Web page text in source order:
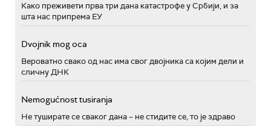
Како преживети прва три дана катастрофе у Србији, и за
шта нас припрема ЕУ
Dvojnik mog oca
Вероватно свако од нас има свог двојника са којим дели и
сличну ДНК
Nemogućnost tusiranja
Не туширате се сваког дана – не стидите се, то је здраво